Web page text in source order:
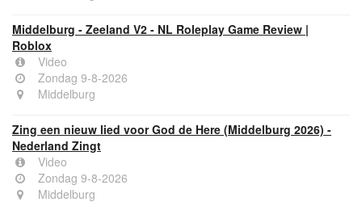
Middelburg - Zeeland V2 - NL Roleplay Game Review |
Roblox
Video
Zondag 9-8-2026
Middelburg
Zing een nieuw lied voor God de Here (Middelburg 2026) -
Nederland Zingt
Video
Zondag 9-8-2026
Middelburg